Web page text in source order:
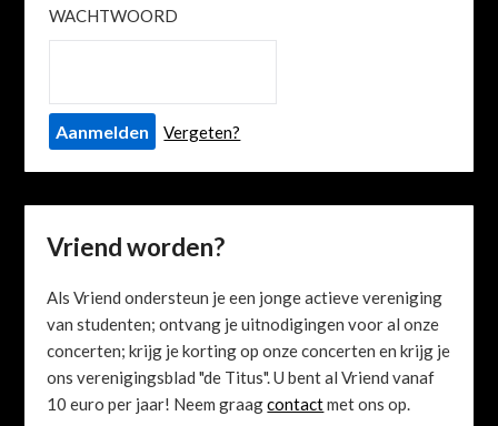
WACHTWOORD
Vergeten?
Vriend worden?
Als Vriend ondersteun je een jonge actieve vereniging
van studenten; ontvang je uitnodigingen voor al onze
concerten; krijg je korting op onze concerten en krijg je
ons verenigingsblad "de Titus". U bent al Vriend vanaf
10 euro per jaar! Neem graagcontactmet ons op.